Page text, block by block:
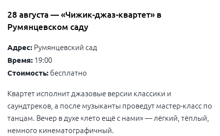
28 августа — «Чижик-джаз-квартет» в
Румянцевском саду
Адрес: Румянцевский сад
Время: 19:00
Стоимость: бесплатно
Квартет исполнит джазовые версии классики и
саундтреков, а после музыканты проведут мастер-класс по
танцам. Вечер в духе «лето ещё с нами» — лёгкий, тёплый,
немного кинематографичный.